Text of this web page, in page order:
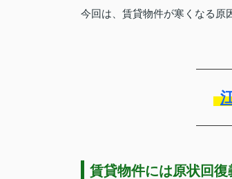
今回は、賃貸物件が寒くなる原
賃貸物件には原状回復